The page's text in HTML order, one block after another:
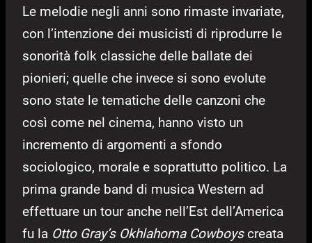
Le melodie negli anni sono rimaste invariate,
con l’intenzione dei musicisti di riprodurre le
sonorità folk classiche delle ballate dei
pionieri; quelle che invece si sono evolute
sono state le tematiche delle canzoni che
così come nel cinema, hanno visto un
incremento di argomenti a sfondo
sociologico, morale e soprattutto politico. La
prima grande band di musica Western ad
effettuare un tour anche nell’Est dell’America
fu la Otto Gray’s Okhlahoma Cowboyscreata